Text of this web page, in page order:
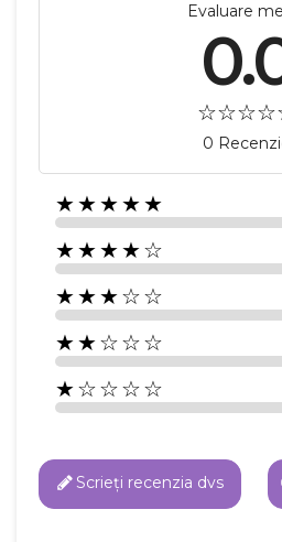
Evaluare
0
★★★★★
★★★★☆
★★★☆☆
★★☆☆☆
★☆☆☆☆
Scrieți recenzia dvs